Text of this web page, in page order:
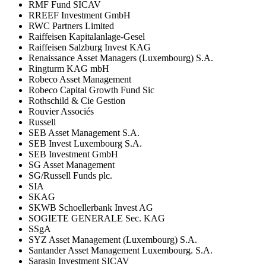
RMF Fund SICAV
RREEF Investment GmbH
RWC Partners Limited
Raiffeisen Kapitalanlage-Gesel
Raiffeisen Salzburg Invest KAG
Renaissance Asset Managers (Luxembourg) S.A.
Ringturm KAG mbH
Robeco Asset Management
Robeco Capital Growth Fund Sic
Rothschild & Cie Gestion
Rouvier Associés
Russell
SEB Asset Management S.A.
SEB Invest Luxembourg S.A.
SEB Investment GmbH
SG Asset Management
SG/Russell Funds plc.
SIA
SKAG
SKWB Schoellerbank Invest AG
SOGIETE GENERALE Sec. KAG
SSgA
SYZ Asset Management (Luxembourg) S.A.
Santander Asset Management Luxembourg. S.A.
Sarasin Investment SICAV